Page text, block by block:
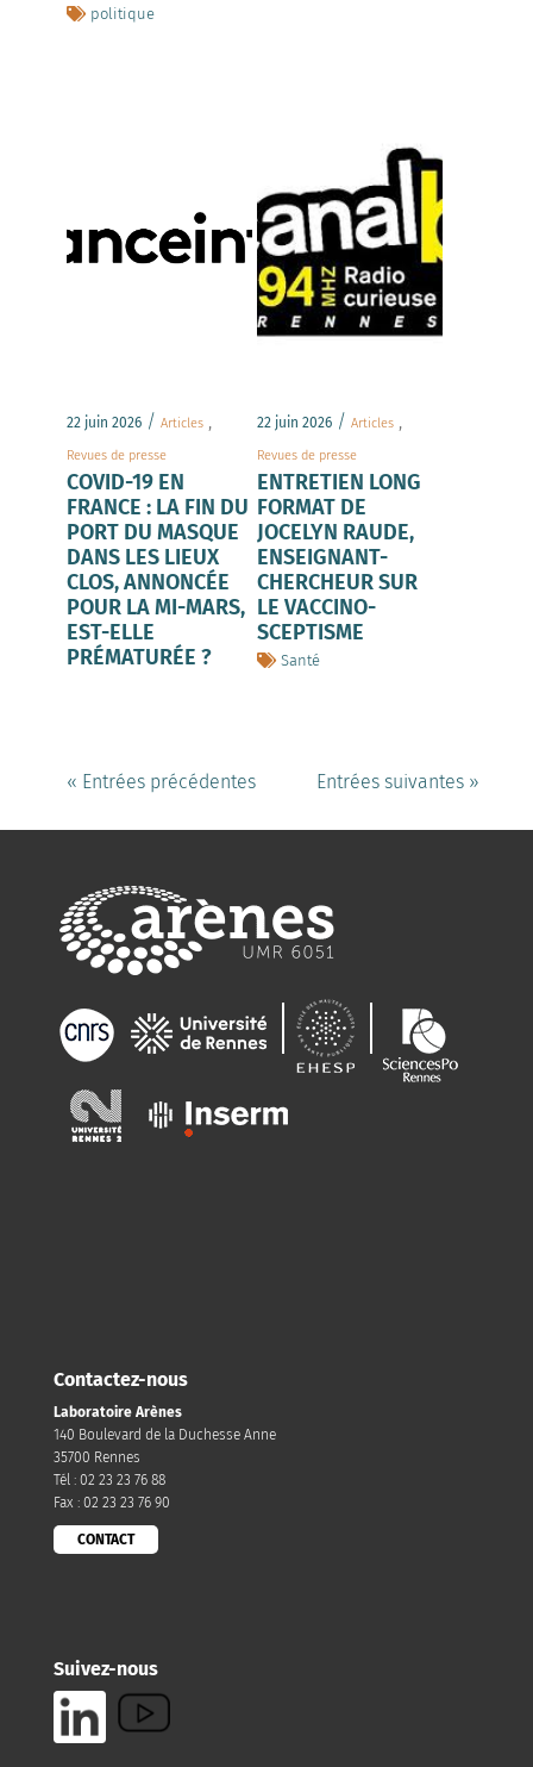
politique
22 juin 2026/ Articles,
Revues de presse
COVID-19 EN
FRANCE : LA FIN DU
PORT DU MASQUE
DANS LES LIEUX
CLOS, ANNONCÉE
POUR LA MI-MARS,
EST-ELLE
PRÉMATURÉE ?
22 juin 2026/ Articles,
Revues de presse
ENTRETIEN LONG
FORMAT DE
JOCELYN RAUDE,
ENSEIGNANT-
CHERCHEUR SUR
LE VACCINO-
SCEPTISME
Santé
« Entrées précédentes Entrées suivantes »
Contactez-nous
Laboratoire Arènes
140 Boulevard de la Duchesse Anne
35700 Rennes
Tél : 02 23 23 76 88
Fax : 02 23 23 76 90
CONTACT
Suivez-nous